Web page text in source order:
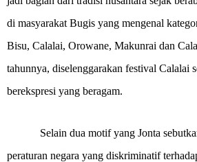
di masyarakat Bugis yang mengenal
Bisu, Calalai, Orowane, Makunrai dan
tahunnya, diselenggarakan festival Calalai
berekspresi yang beragam.
Selain dua motif yang Jonta
peraturan negara yang diskriminatif